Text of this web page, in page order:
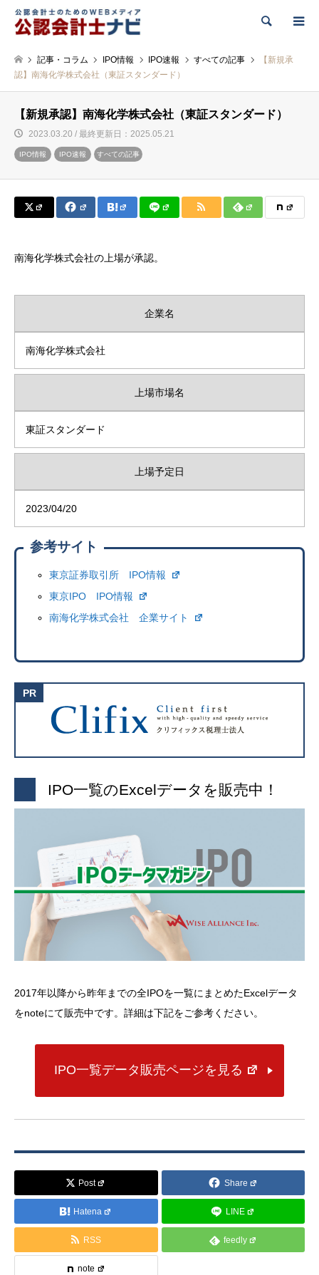
検索
記事・コラム IPO情報 IPO速報 すべての記事
【新規承
認】南海化学株式会社（東証スタンダード）
【新規承認】南海化学株式会社（東証スタンダード）
2023.03.20 / 最終更新日：2025.05.21
IPO情報 IPO速報 すべての記事
南海化学株式会社の上場が承認。
企業名
南海化学株式会社
上場市場名
東証スタンダード
上場予定日
2023/04/20
参考サイト
東京証券取引所 IPO情報
東京IPO IPO情報
南海化学株式会社 企業サイト
IPO一覧のExcelデータを販売中！
2017年以降から昨年までの全IPOを一覧にまとめたExcelデータ
をnoteにて販売中です。詳細は下記をご参考ください。
IPO一覧データ販売ページを見る
Post Share
Hatena LINE
RSS feedly
note